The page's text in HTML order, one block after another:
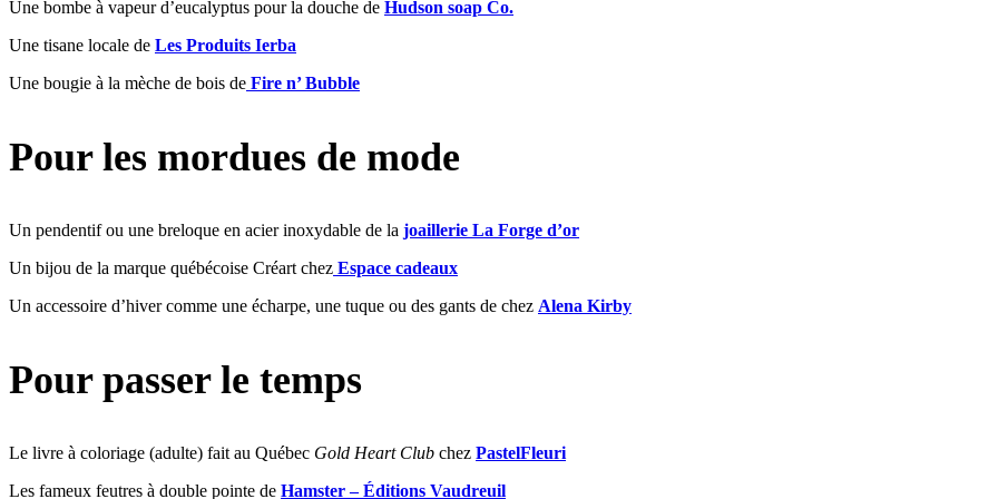
Une bombe à vapeur d’eucalyptus pour la douche de Hudson soap Co.
Une tisane locale de Les Produits Ierba
Une bougie à la mèche de bois de Fire n’ Bubble
Pour les mordues de mode
Un pendentif ou une breloque en acier inoxydable de la joaillerie La Forge d’or
Un bijou de la marque québécoise Créart chez Espace cadeaux
Un accessoire d’hiver comme une écharpe, une tuque ou des gants de chez Alena Kirby
Pour passer le temps
Le livre à coloriage (adulte) fait au Québec Gold Heart Club chez PastelFleuri
Les fameux feutres à double pointe de Hamster – Éditions Vaudreuil